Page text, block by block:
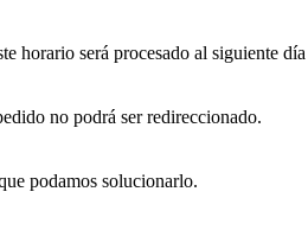
será procesado al siguiente
no podrá ser redireccionado.
podamos solucionarlo.